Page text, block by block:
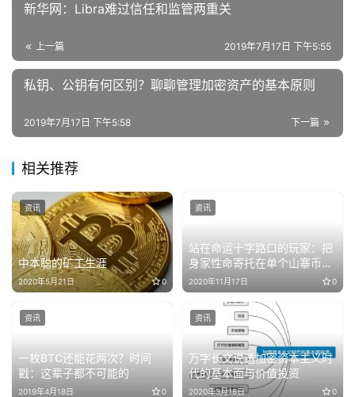
新华网：Libra难过信任和监管两重关
上一篇 2019年7月17日 下午5:55
私钥、公钥有何区别？聊聊管理加密资产的基本原则
下一篇
2019年7月17日 下午5:58
相关推荐
中本聪的矿工生涯
2020年5月21日 0
资讯
站在命运十字路口的玩家：把
身家性命寄托在单个山寨币
上，非常危险
2020年11月17日 0
资讯
一枚BTC还能花两次？时间
戳：这辈子都不可能的
2019年4月18日 0
资讯
万字长文说透加密资本主义时
代的基本面与价值投资
2020年3月18日 0
资讯